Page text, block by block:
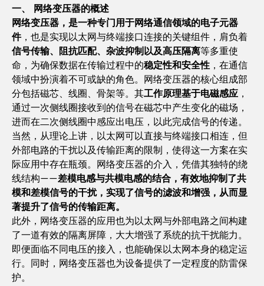
一、 网络变压器的概述
网络变压器，是一种专门用于网络通信领域的电子元器
件，也是实现以太网与终端接口连接的关键组件，肩负着
信号传输、阻抗匹配、杂波抑制以及高压隔离等多重使
命，为确保数据在传输过程中的稳定性和安全性，在通信
领域中扮演着不可或缺的角色。网络变压器的核心组成部
分包括磁芯、线圈、骨架等。其工作原理基于电磁感应 ，
通过一次侧线圈接收到的信号在磁芯中产生变化的磁场，
进而在二次侧线圈中感应出电压，以此完成信号的传递。
当然，从理论上讲，以太网可以直接与终端接口相连，但
外部电路的干扰以及传输距离的限制，使得这一方案在实
际应用中存在瓶颈。网络变压器的介入，凭借其独特的绕
线结构——差模电感与共模电感的结合，有效地抑制了共
模和差模信号的干扰，实现了信号的滤波和增强，从而显
著提升了信号的传输距离。
此外，网络变压器的应用也为以太网与外部电路之间构建
了一道有效的隔离屏障，大大增强了系统的抗干扰能力。
即便面临不同电压的接入，也能确保以太网本身的稳定运
行。同时，网络变压器也为设备提供了一定程度的防雷保
护。